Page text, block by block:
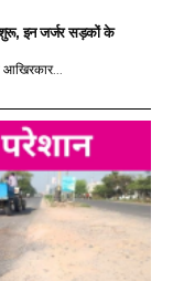
शुरू, इन जर्जर सड़कों के
आखिरकार...